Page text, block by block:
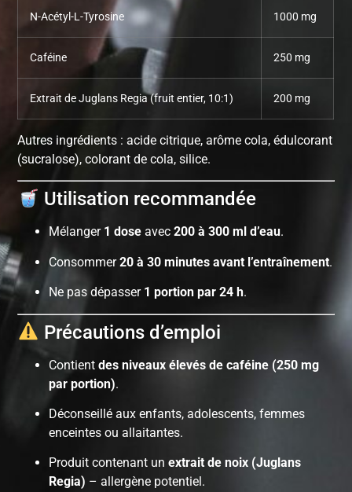
N-Acétyl-L-Tyrosine 1000 mg
Caféine 250 mg
Extrait de Juglans Regia (fruit entier, 10:1) 200 mg
Autres ingrédients : acide citrique, arôme cola, édulcorant
(sucralose), colorant de cola, silice.
Utilisation recommandée
Mélanger 1 dose avec200 à 300 ml d’eau.
Consommer20 à 30 minutes avant l’entraînement.
Ne pas dépasser 1 portion par 24 h.
Précautions d’emploi
Contientdes niveaux élevés de caféine (250 mg
par portion).
Déconseillé aux enfants, adolescents, femmes
enceintes ou allaitantes.
Produit contenant unextrait de noix (Juglans
Regia) – allergène potentiel.